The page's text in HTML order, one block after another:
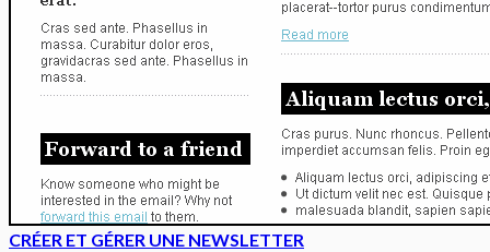
CRÉER ET GÉRER UNE NEWSLETTER